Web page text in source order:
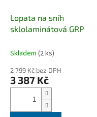
Lopata na sníh
sklolaminátová GRP
Skladem (2 ks)
2 799 Kč bez DPH
3 387 Kč